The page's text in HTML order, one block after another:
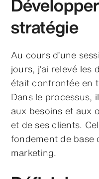
stratégie
Au cours d’une
jours, j’ai relevé les
était confrontée en
Dans le processus,
aux besoins et aux
et de ses clients.
fondement de base
marketing.